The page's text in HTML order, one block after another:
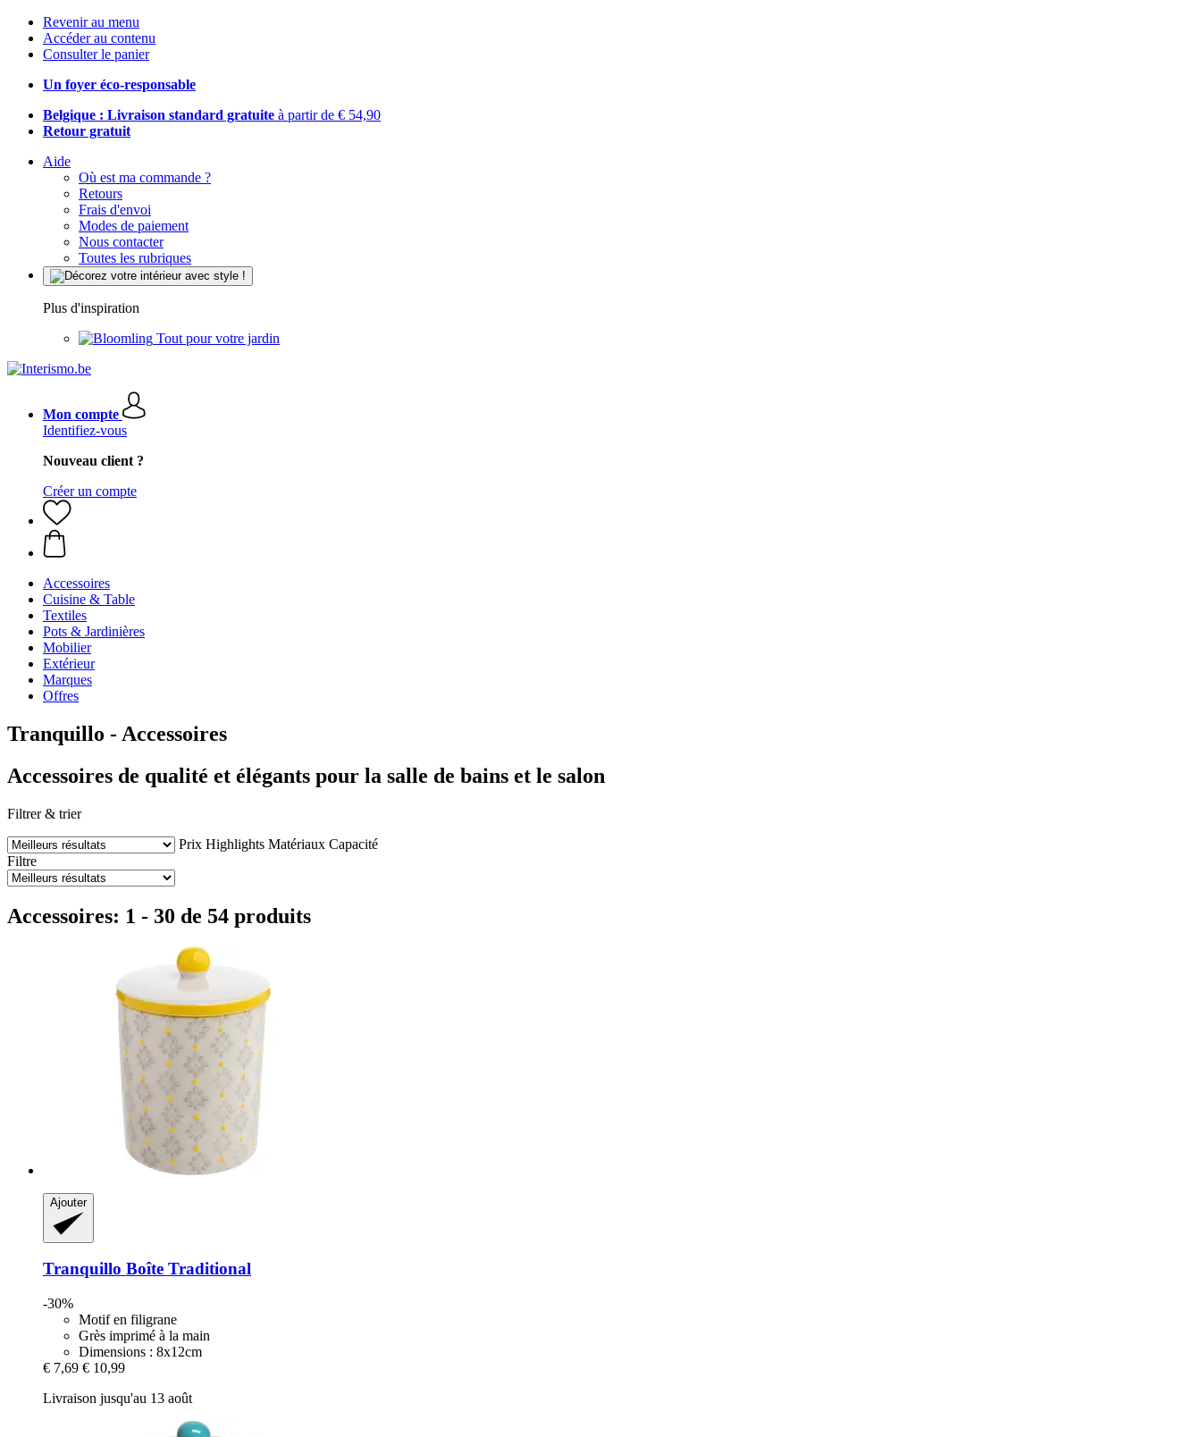
Revenir au menu
Accéder au contenu
Consulter le panier
Un foyer éco-responsable
Belgique : Livraison standard gratuite à partir de € 54,90
Retour gratuit
Aide
Où est ma commande ?
Retours
Frais d'envoi
Modes de paiement
Nous contacter
Toutes les rubriques
Plus d'inspiration
Tout pour votre jardin
Mon compte
Identifiez-vous
Nouveau client ?
Créer un compte
Accessoires
Cuisine & Table
Textiles
Pots & Jardinières
Mobilier
Extérieur
Marques
Offres
Tranquillo - Accessoires
Accessoires de qualité et élégants pour la salle de bains et le salon
Filtrer & trier
Prix Highlights Matériaux Capacité
Filtre
Accessoires: 1 - 30 de 54 produits
Ajouter
Tranquillo Boîte Traditional
-30%
Motif en filigrane
Grès imprimé à la main
Dimensions : 8x12cm
€ 7,69 € 10,99
Livraison jusqu'au 13 août